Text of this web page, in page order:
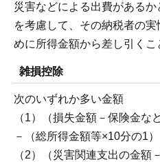
災害などによる出費がある
を考慮して、その納税者の
めに所得金額から差し引くこ
雑損控除
次のいずれか多い金額
（1）（損失金額－保険金な
－（総所得金額等×10分の1）
（2）（災害関連支出の金額